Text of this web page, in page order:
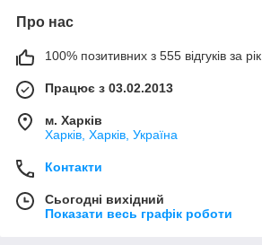
Про нас
100% позитивних з 555 відгуків за рік
Працює з 03.02.2013
м. Харків
Харків, Харків, Україна
Контакти
Сьогодні вихідний
Показати весь графік роботи